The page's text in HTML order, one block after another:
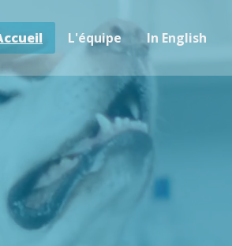
L'équipe In English